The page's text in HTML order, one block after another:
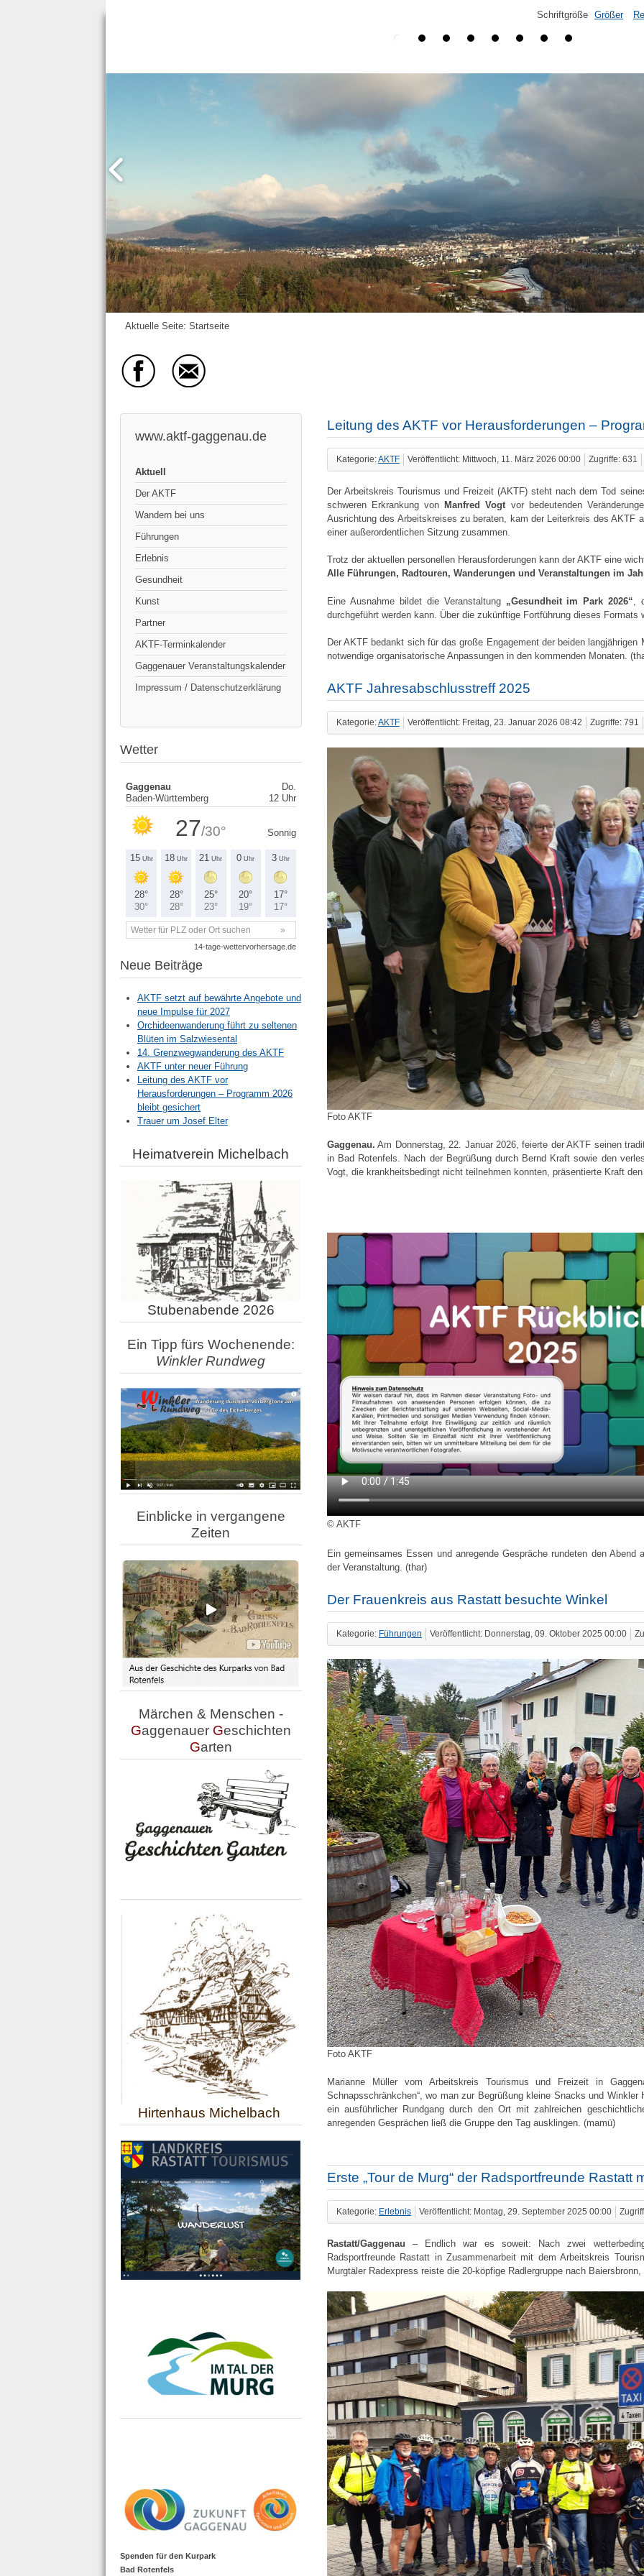
Schriftgröße Größer
Aktuelle Seite: Startseite
www.aktf-gaggenau.de
Aktuell
Der AKTF
Wandern bei uns
Führungen
Erlebnis
Gesundheit
Kunst
Partner
AKTF-Terminkalender
Gaggenauer Veranstaltungskalender
Impressum / Datenschutzerklärung
Wetter
Neue Beiträge
AKTF setzt auf bewährte Angebote und
neue Impulse für 2027
Orchideenwanderung führt zu seltenen
Blüten im Salzwiesental
14. Grenzwegwanderung des AKTF
AKTF unter neuer Führung
Leitung des AKTF vor
Herausforderungen – Programm 2026
bleibt gesichert
Trauer um Josef Elter
Heimatverein Michelbach
Stubenabende 2026
Ein Tipp fürs Wochenende:
Winkler Rundweg
Einblicke in vergangene
Zeiten
Märchen & Menschen -
Gaggenauer Geschichten
Garten
Hirtenhaus Michelbach
Spenden für den Kurpark
Bad Rotenfels
Leitung des AKTF vor Herausforderungen –
Kategorie:AKTF Veröffentlicht: Mittwoch, 11. März 2026 00:00 Zugriffe: 631
Der Arbeitskreis Tourismus und Freizeit (AKTF) steht nach dem Tod
schweren Erkrankung von Manfred Vogtvor bedeutenden
Ausrichtung des Arbeitskreises zu beraten, kam der Leiterkreis des AKTF
einer außerordentlichen Sitzung zusammen.
Trotz der aktuellen personellen Herausforderungen kann der AKTF eine
Alle Führungen, Radtouren, Wanderungen und Veranstaltungen im
Eine Ausnahme bildet die Veranstaltung „Gesundheit im Park 2026“ ,
durchgeführt werden kann. Über die zukünftige Fortführung dieses
Der AKTF bedankt sich für das große Engagement der beiden
notwendige organisatorische Anpassungen in den kommenden Monaten.
AKTF Jahresabschlusstreff 2025
Kategorie:AKTF Veröffentlicht: Freitag, 23. Januar 2026 08:42 Zugriffe: 791
Foto AKTF
Gaggenau. Am Donnerstag, 22. Januar 2026, feierte der AKTF seinen
in Bad Rotenfels. Nach der Begrüßung durch Bernd Kraft sowie den
Vogt, die krankheitsbedingt nicht teilnehmen konnten, präsentierte Kraft
© AKTF
Ein gemeinsames Essen und anregende Gespräche rundeten den
der Veranstaltung. (thar)
Der Frauenkreis aus Rastatt besuchte Winkel
Kategorie: Führungen Veröffentlicht: Donnerstag, 09. Oktober 2025 00:00
Foto AKTF
Marianne Müller vom Arbeitskreis Tourismus und Freizeit in
Schnapsschränkchen“, wo man zur Begrüßung kleine Snacks und
ein ausführlicher Rundgang durch den Ort mit zahlreichen
anregenden Gesprächen ließ die Gruppe den Tag ausklingen. (mamü)
Erste „Tour de Murg“ der Radsportfreunde Rastatt
Kategorie: Erlebnis Veröffentlicht: Montag, 29. September 2025 00:00
Rastatt/Gaggenau – Endlich war es soweit: Nach zwei
Radsportfreunde Rastatt in Zusammenarbeit mit dem Arbeitskreis
Murgtäler Radexpress reiste die 20-köpfige Radlergruppe nach